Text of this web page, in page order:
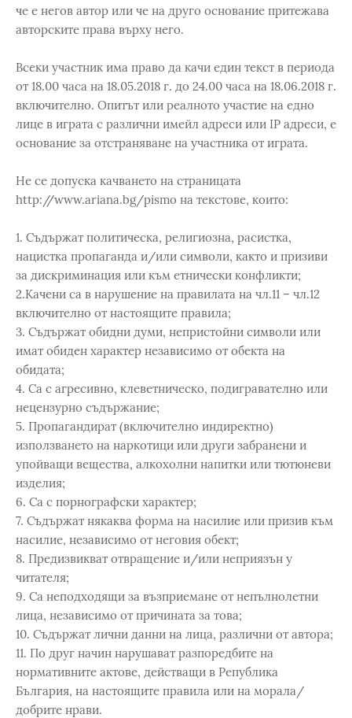
че е негов автор или че на друго основание притежава
авторските права върху него.
Всеки участник има право да качи един текст в периода
от 18.00 часа на 18.05.2018 г. до 24.00 часа на 18.06.2018 г.
включително. Опитът или реалното участие на едно
лице в играта с различни имейл адреси или IP адреси, е
основание за отстраняване на участника от играта.
Не се допуска качването на страницата
http://www.ariana.bg/pismo на текстове, които:
1. Съдържат политическа, религиозна, расистка,
нацистка пропаганда и/или символи, както и призиви
за дискриминация или към етнически конфликти;
2.Качени са в нарушение на правилата на чл.11 – чл.12
включително от настоящите правила;
3. Съдържат обидни думи, непристойни символи или
имат обиден характер независимо от обекта на
обидата;
4. Са с агресивно, клеветническо, подигравателно или
нецензурно съдържание;
5. Пропагандират (включително индиректно)
използването на наркотици или други забранени и
упойващи вещества, алкохолни напитки или тютюневи
изделия;
6. Са с порнографски характер;
7. Съдържат някаква форма на насилие или призив към
насилие, независимо от неговия обект;
8. Предизвикват отвращение и/или неприязън у
читателя;
9. Са неподходящи за възприемане от непълнолетни
лица, независимо от причината за това;
10. Съдържат лични данни на лица, различни от автора;
11. По друг начин нарушават разпоредбите на
нормативните актове, действащи в Република
България, на настоящите правила или на морала/
добрите нрави.